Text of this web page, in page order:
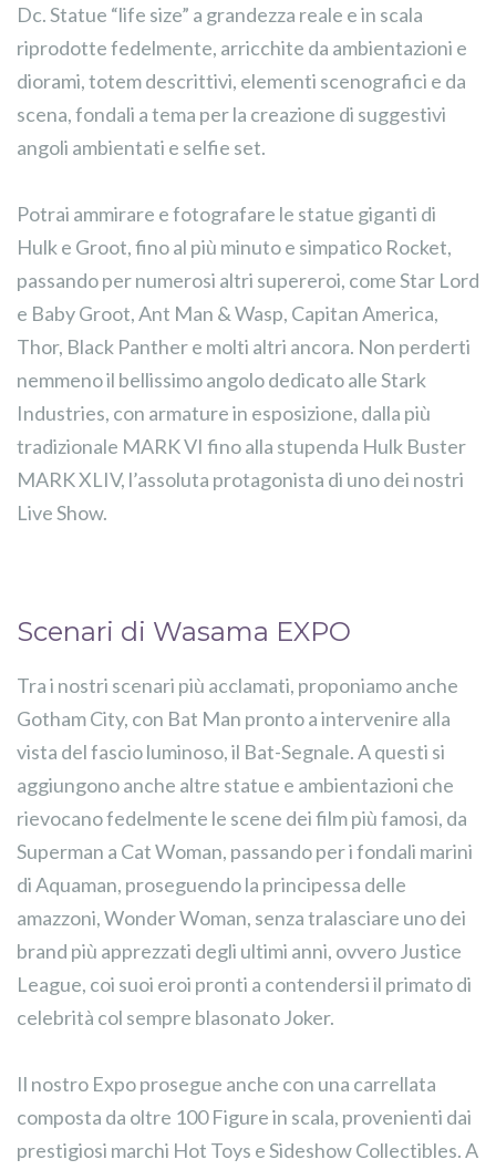
Dc. Statue “life size” a grandezza reale e in scala
riprodotte fedelmente, arricchite da ambientazioni e
diorami, totem descrittivi, elementi scenografici e da
scena, fondali a tema per la creazione di suggestivi
angoli ambientati e selfie set.
Potrai ammirare e fotografare le statue giganti di
Hulk e Groot, fino al più minuto e simpatico Rocket,
passando per numerosi altri supereroi, come Star Lord
e Baby Groot, Ant Man & Wasp, Capitan America,
Thor, Black Panther e molti altri ancora. Non perderti
nemmeno il bellissimo angolo dedicato alle Stark
Industries, con armature in esposizione, dalla più
tradizionale MARK VI fino alla stupenda Hulk Buster
MARK XLIV, l’assoluta protagonista di uno dei nostri
Live Show.
Scenari di Wasama EXPO
Tra i nostri scenari più acclamati, proponiamo anche
Gotham City, con Bat Man pronto a intervenire alla
vista del fascio luminoso, il Bat-Segnale. A questi si
aggiungono anche altre statue e ambientazioni che
rievocano fedelmente le scene dei film più famosi, da
Superman a Cat Woman, passando per i fondali marini
di Aquaman, proseguendo la principessa delle
amazzoni, Wonder Woman, senza tralasciare uno dei
brand più apprezzati degli ultimi anni, ovvero Justice
League, coi suoi eroi pronti a contendersi il primato di
celebrità col sempre blasonato Joker.
Il nostro Expo prosegue anche con una carrellata
composta da oltre 100 Figure in scala, provenienti dai
prestigiosi marchi Hot Toys e Sideshow Collectibles. A